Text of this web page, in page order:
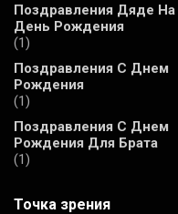
Поздравления Дяде На
День Рождения
(1)
Поздравления С Днем
Рождения
(1)
Поздравления С Днем
Рождения Для Брата
(1)
Точка зрения